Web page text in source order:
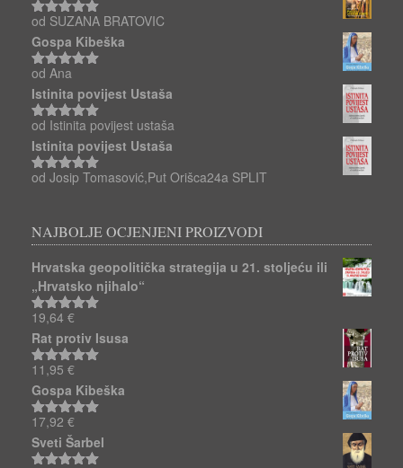
Ocjenjeno5
od 5
od SUZANA BRATOVIC
Gospa Kibeška
Ocjenjeno
od 5
od Ana
Istinita povijest Ustaša
Ocjenjeno 5
od 5
od Istinita povijest ustaša
Istinita povijest Ustaša
Ocjenjeno 5
od Josip Tomasović,Put Orišca24a SPLIT
NAJBOLJE OCJENJENI PROIZVODI
Hrvatska geopolitička strategija u 21. stoljeću ili
„Hrvatsko njihalo“
Ocjenjeno
5.00 od 5
19,64 €
Rat protiv Isusa
Ocjenjeno
5.00od 5
11,95 €
Gospa Kibeška
Ocjenjeno
5.00 od 5
17,92 €
Sveti Šarbel